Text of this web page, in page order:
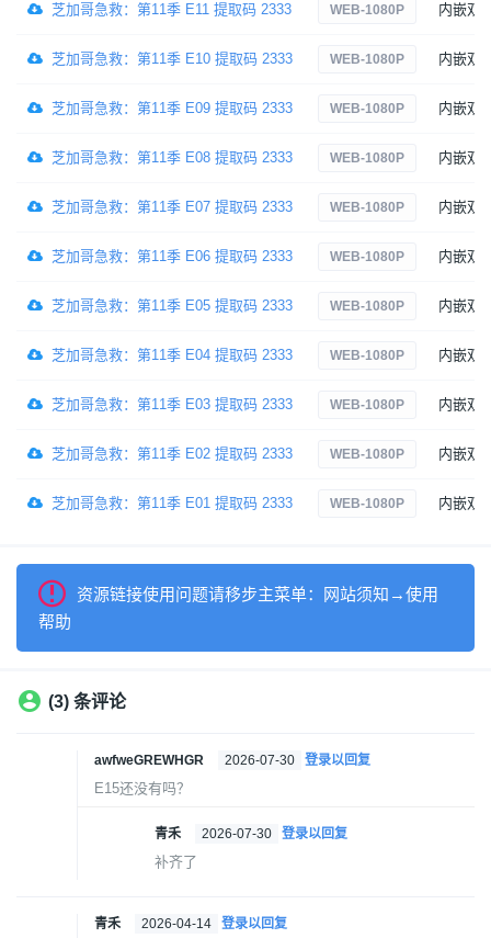
芝加哥急救：第11季 E11 提取码 2333 WEB-1080P 内嵌双
芝加哥急救：第11季 E10 提取码 2333 WEB-1080P 内嵌双
芝加哥急救：第11季 E09 提取码 2333 WEB-1080P 内嵌双
芝加哥急救：第11季 E08 提取码 2333 WEB-1080P 内嵌双
芝加哥急救：第11季 E07 提取码 2333 WEB-1080P 内嵌双
芝加哥急救：第11季 E06 提取码 2333 WEB-1080P 内嵌双
芝加哥急救：第11季 E05 提取码 2333 WEB-1080P 内嵌双
芝加哥急救：第11季 E04 提取码 2333 WEB-1080P 内嵌双
芝加哥急救：第11季 E03 提取码 2333 WEB-1080P 内嵌双
芝加哥急救：第11季 E02 提取码 2333 WEB-1080P 内嵌双
芝加哥急救：第11季 E01 提取码 2333 WEB-1080P 内嵌双
资源链接使用问题请移步主菜单：网站须知→使用
帮助
(3) 条评论
awfweGREWHGR 2026-07-30 登录以回复
E15还没有吗？
青禾 2026-07-30 登录以回复
补齐了
青禾 2026-04-14 登录以回复